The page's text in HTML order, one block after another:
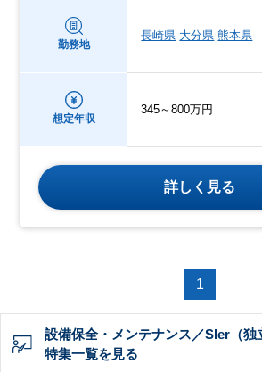
勤務地
長崎県 大分県 熊本県
想定年収
345～800万円
詳しく見る
1
設備保全・メンテナンス／SIer（独
特集一覧を見る